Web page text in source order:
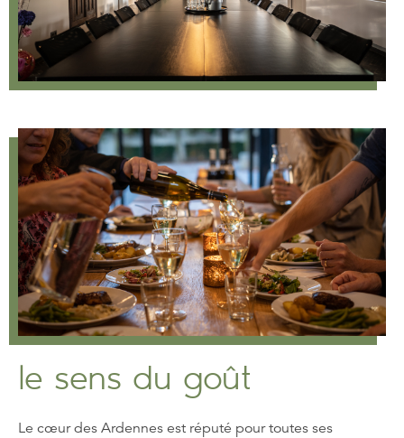
le sens du goût
Le cœur des Ardennes est réputé pour toutes ses